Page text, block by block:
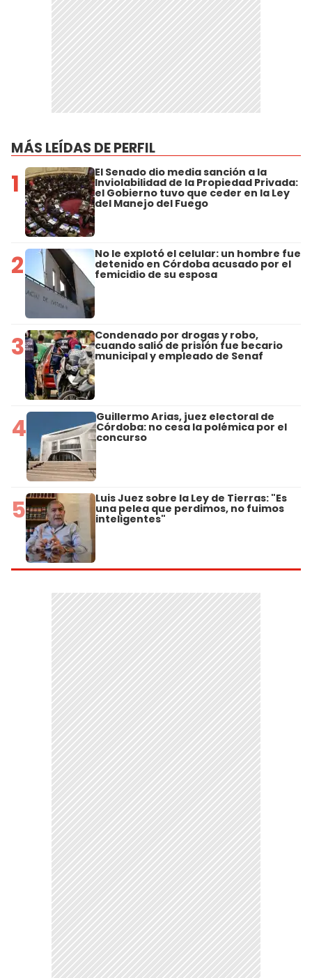
MÁS LEÍDAS DE PERFIL
1 El Senado dio media sanción a la
Inviolabilidad de la Propiedad Privada:
el Gobierno tuvo que ceder en la Ley
del Manejo del Fuego
2 No le explotó el celular: un hombre fue
detenido en Córdoba acusado por el
femicidio de su esposa
3 Condenado por drogas y robo,
cuando salió de prisión fue becario
municipal y empleado de Senaf
4 Guillermo Arias, juez electoral de
Córdoba: no cesa la polémica por el
concurso
5 Luis Juez sobre la Ley de Tierras: "Es
una pelea que perdimos, no fuimos
inteligentes"